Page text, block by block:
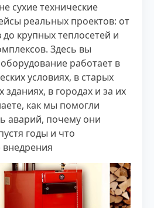
сухие технические
реальных проектов: от
крупных теплосетей и
Здесь вы
работает в
условиях, в старых
зданиях, в городах и за их
как мы помогли
аварий, почему они
годы и что